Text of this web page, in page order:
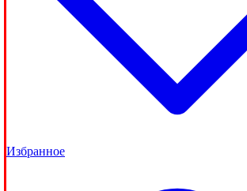
Избранное